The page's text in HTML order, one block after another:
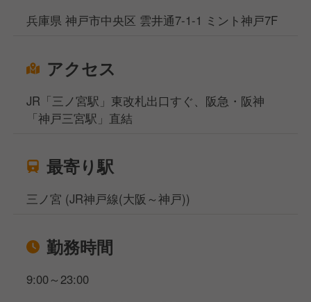
兵庫県 神戸市中央区 雲井通7-1-1 ミント神戸7F
アクセス
JR「三ノ宮駅」東改札出口すぐ、阪急・阪神
「神戸三宮駅」直結
最寄り駅
三ノ宮 (JR神戸線(大阪～神戸))
勤務時間
9:00～23:00